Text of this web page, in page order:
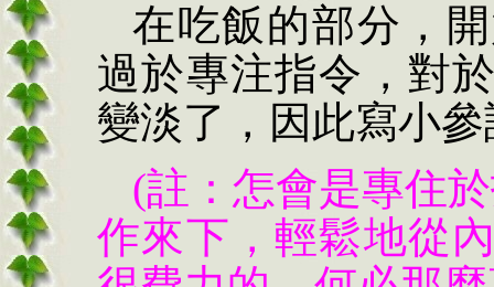
在吃飯的部分，
過於專注指令，對
變淡了，因此寫小
(註：怎會是專住
作來下，輕鬆地從